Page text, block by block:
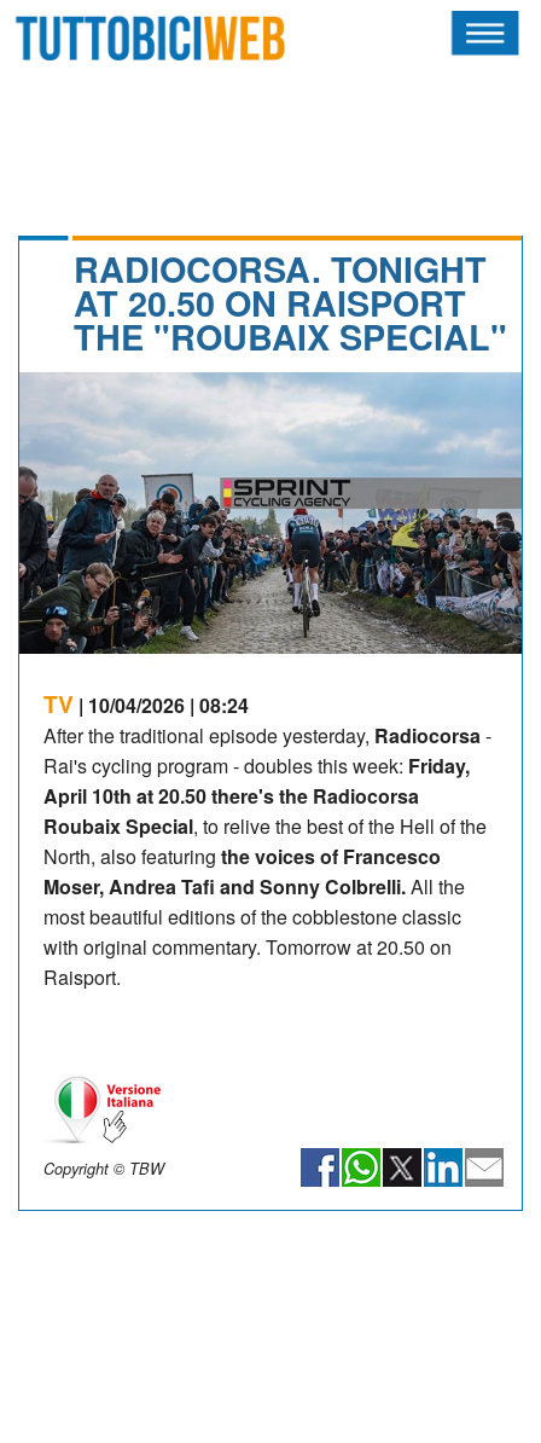
CALENDARIO
ALBI D'ORO
NEWSLETTER
RADIOCORSA. TONIGHT
AT 20.50 ON RAISPORT
THE "ROUBAIX SPECIAL"
TV | 10/04/2026 | 08:24
After the traditional episode yesterday, Radiocorsa-
Rai's cycling program - doubles this week: Friday,
April 10th at 20.50 there's the Radiocorsa
Roubaix Special, to relive the best of the Hell of the
North, also featuring the voices of Francesco
Moser, Andrea Tafi and Sonny Colbrelli.All the
most beautiful editions of the cobblestone classic
with original commentary. Tomorrow at 20.50 on
Raisport.
Copyright © TBW